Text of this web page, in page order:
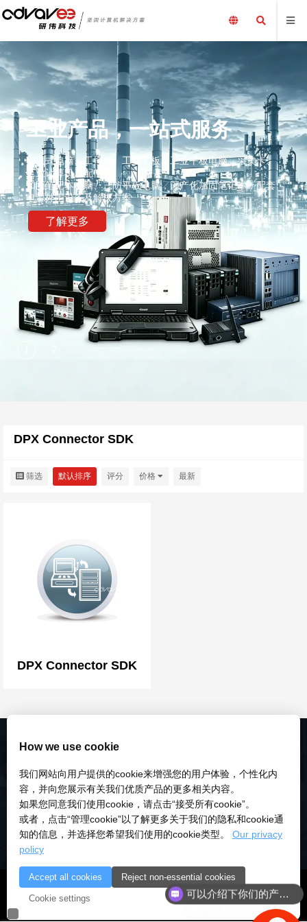
工业产品，一站式服务
嵌入式电脑、工控机、工业主板、工业平板电脑、采集卡、
工业计算机及配件、
加固笔记本电脑、三防平板电脑，国产化加固笔记本，配套
电源外围设备及解决方案
了解更多
DPX Connector SDK
筛选 默认排序 评分 价格 最新
DPX Connector SDK
© 2018-2026 深圳市研伟科技有限公司 版权所有 |粤ICP备
18028922号-3
粤公安备：10000
How we use cookie
我们网站向用户提供的cookie来增强您的用户体验，个性化内
容，并向您展示有关我们优质产品的更多相关内容。
如果您同意我们使用cookie，请点击“接受所有cookie”。
或者，点击“管理cookie”以了解更多关于我们的隐私和cookie通
知的信息，并选择您希望我们使用的cookie类型。 Our privacy
policy
Accept all cookies Reject non-essential cookies
Cookie settings
可以介绍下你们的产品么
你们是怎么收费的呢